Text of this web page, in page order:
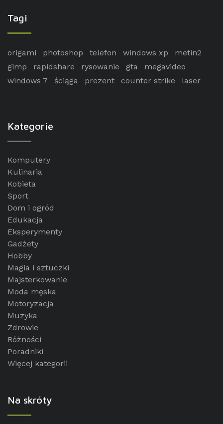
Tagi
origami photoshop telefon windows xp
metin2
gimp
rapidshare rysowanie gta
megavideo
windows 7
ściąga prezent counter strike laser
Kategorie
Komputery
Kulinaria
Kobieta
Sport
Dom i ogród
Edukacja
Eksperymenty
Gadżety
Hobby
Magia i sztuczki
Majsterkowanie
Moda męska
Motoryzacja
Muzyka
Zdrowie
Różności
Poradniki
Więcej kategorii
Na skróty